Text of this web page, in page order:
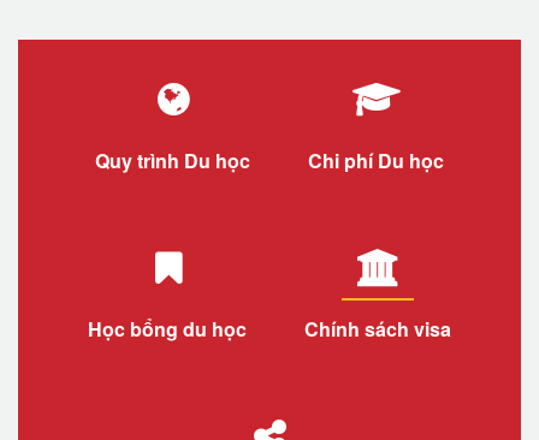
Quy trình Du học Chi phí Du học
Học bổng du học Chính sách visa